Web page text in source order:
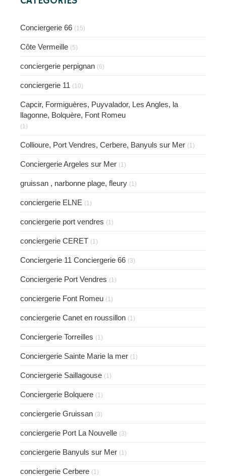
Conciergerie 66 (15)
Côte Vermeille (5)
conciergerie perpignan (6)
conciergerie 11 (10)
Capcir, Formiguères, Puyvalador, Les Angles, la
llagonne, Bolquère, Font Romeu
(1)
Collioure, Port Vendres, Cerbere, Banyuls sur Mer (1)
Conciergerie Argeles sur Mer (1)
gruissan , narbonne plage, fleury (1)
conciergerie ELNE (1)
conciergerie port vendres (1)
conciergerie CERET (1)
Conciergerie 11 Conciergerie 66 (3)
Conciergerie Port Vendres (1)
conciergerie Font Romeu (1)
conciergerie Canet en roussillon (1)
Conciergerie Torreilles (1)
Conciergerie Sainte Marie la mer (1)
Conciergerie Saillagouse (1)
Conciergerie Bolquere (1)
conciergerie Gruissan (3)
conciergerie Port La Nouvelle (3)
conciergerie Banyuls sur Mer (1)
conciergerie Cerbere (1)